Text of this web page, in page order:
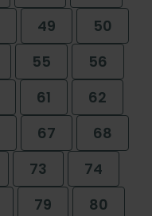
49
50
55
56
61
62
67
68
73
74
79
80